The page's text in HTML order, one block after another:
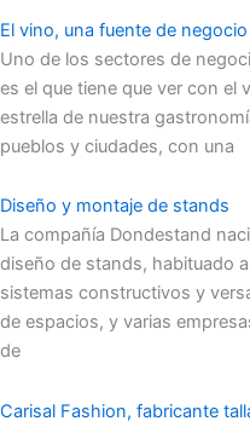
El vino, una fuente de
Uno de los sectores de
es el que tiene que ver con el
estrella de nuestra
pueblos y ciudades, con una
Diseño y montaje de stands
La compañía Dondestand
diseño de stands, habituado
sistemas constructivos y
de espacios, y varias
de
Carisal Fashion, fabricante